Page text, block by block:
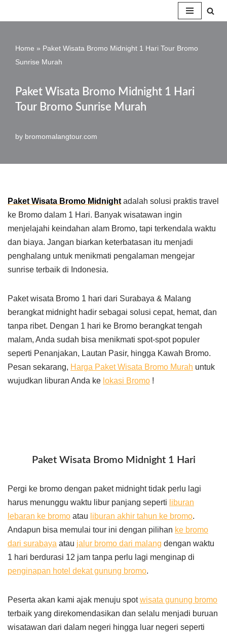
Home » Paket Wisata Bromo Midnight 1 Hari Tour Bromo
Sunrise Murah
Paket Wisata Bromo Midnight 1 Hari
Tour Bromo Sunrise Murah
by bromomalangtour.com
Paket Wisata Bromo Midnight adalah solusi praktis travel
ke Bromo dalam 1 Hari. Banyak wisatawan ingin
menjelajahi keindahan alam Bromo, tapi terkendala waktu
dan biaya. Jangan biarkan keterbatasan itu menjadi
penghalang untuk menikmati pengalaman mengejar
sunrise terbaik di Indonesia.
Paket wisata Bromo 1 hari dari Surabaya & Malang
berangkat midnight hadir sebagai solusi cepat, hemat, dan
tanpa ribet. Dengan 1 hari ke Bromo berangkat tengah
malam, Anda sudah bisa menikmati spot-spot populer
seperti Penanjakan, Lautan Pasir, hingga Kawah Bromo.
Pesan sekarang, Harga Paket Wisata Bromo Murah untuk
wujudkan liburan Anda ke lokasi Bromo !
Paket Wisata Bromo Midnight 1 Hari
Pergi ke bromo dengan paket midnight tidak perlu lagi
harus menunggu waktu libur panjang seperti liburan
lebaran ke bromo atau liburan akhir tahun ke bromo.
Andapun bisa memulai tour ini dengan pilihan ke bromo
dari surabaya atau jalur bromo dari malang dengan waktu
1 hari berdurasi 12 jam tanpa perlu lagi menginap di
penginapan hotel dekat gunung bromo.
Peserta akan kami ajak menuju spotwisata gunung bromo
terbaik yang direkomendasikan dan selalu menjadi buruan
wisatawan dari dalam negeri hingga luar negeri seperti